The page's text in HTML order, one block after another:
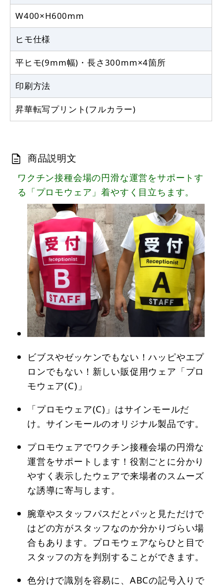
W400×H600mm
ヒモ仕様
平ヒモ(9mm幅)・長さ300mm×4箇所
印刷方法
昇華転写プリント(フルカラー)
商品説明文
ワクチン接種会場の円滑な運営をサポートす
る「プロモウェア」着やすく目立ちます。
ビブスやゼッケンでもない！ハッピやエプ
ロンでもない！新しい販促用ウェア「プロ
モウェア(C)」
「プロモウェア(C)」はサインモールだ
け。サインモールのオリジナル製品です。
プロモウェアでワクチン接種会場の円滑な
運営をサポートします！役割ごとに分かり
やすく表示したウェアで来場者のスムーズ
な誘導に寄与します。
腕章やスタッフパスだとパッと見ただけで
はどの方がスタッフなのか分かりづらい場
合もあります。プロモウェアならひと目で
スタッフの方を判別することができます。
色分けで識別を容易に、ABCの記号入りで